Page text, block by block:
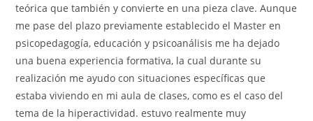
teórica que también y convierte en una pieza clave. Aunque
me pase del plazo previamente establecido el Master en
psicopedagogía, educación y psicoanálisis me ha dejado
una buena experiencia formativa, la cual durante su
realización me ayudo con situaciones específicas que
estaba viviendo en mi aula de clases, como es el caso del
tema de la hiperactividad. estuvo realmente muy